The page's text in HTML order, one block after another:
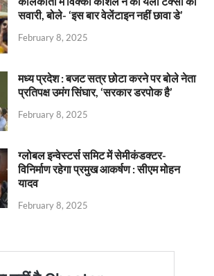
सवारी, बोले- ‘इस बार वेलेंटाइन नहीं छावा डे’
February 8, 2025
मध्य प्रदेश : बजट सत्र छोटा करने पर बोले नेता
प्रतिपक्ष उमंग सिंघार, ‘सरकार डरपोक है’
February 8, 2025
ग्लोबल इन्वेस्टर्स समिट में सेमीकंडक्टर-
विनिर्माण रहेगा प्रमुख आकर्षण : सीएम मोहन
यादव
February 8, 2025